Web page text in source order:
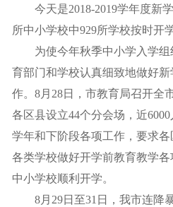
今天是2018-2019学年度新学
所中小学校中929所学校按时开学
为使今年秋季中小学入学组
育部门和学校认真细致地做好
作。8月28日，市教育局召开全
各区县设立44个分会场，近
学年和下阶段各项工作，要求
各类学校做好开学前教育教学
中小学校顺利开学。
8月29日至31日，我市连降暴